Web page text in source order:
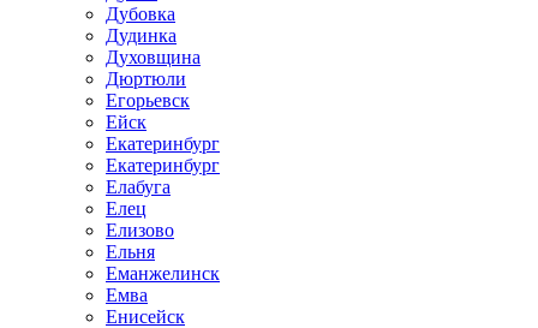
Дубовка
Дудинка
Духовщина
Дюртюли
Егорьевск
Ейск
Екатеринбург
Екатеринбург
Елабуга
Елец
Елизово
Ельня
Еманжелинск
Емва
Енисейск